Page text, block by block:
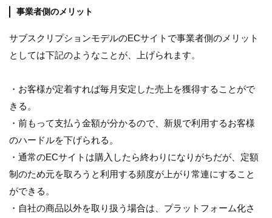
事業者側のメリット
サブスクリプションモデルのECサイトで事業者側のメリット
としては下記のようなことが、上げられます。
・お客様が定着すれば毎月安定した売上を獲得することがで
きる。
・前もって支払う金額が分かるので、新規で利用するお客様
のハードルを下げられる。
・通常のECサイトは購入したら終わりになりがちだが、定額
制のため元を取ろうと利用する頻度が上がり常連にすること
ができる。
・自社の商品以外を取り扱う場合は、プラットフォーム化さ